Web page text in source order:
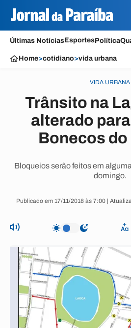
Últimas NotíciasEsportesPolítica
Home>cotidiano>vida urbana
VIDA URBANA
Trânsito na
alterado
Bonecos do
Bloqueios serão feitos em
domingo.
Publicado em 17/11/2018 às 7:00 |